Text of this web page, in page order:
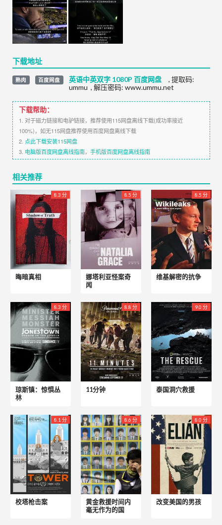
下载地址
熟肉 百度网盘 英语中英双字 1080P 百度网盘 , 提取码:
ummu , 解压密码: www.ummu.net
下载帮助：
1. 对于磁力链接和电驴链接，推荐使用115网盘离线下载(成功率接近
100%)，如无115网盘推荐使用百度网盘离线下载
2. 点此下载安装115网盘
3. 电脑版百度网盘离线指南， 手机版百度网盘离线指南
相关推荐
8.3 分
晦暗真相
8.5 分
娜塔利亚怪案奇
闻
8.5 分
维基解密的抗争
8.3 分
琼斯镇：惊惧丛
林
8.8 分
11分钟
9.0 分
泰国洞穴救援
8.1 分
校塔枪击案
8.6 分
黄金救援时间内
毫无作为的国
8.0 分
改变美国的男孩